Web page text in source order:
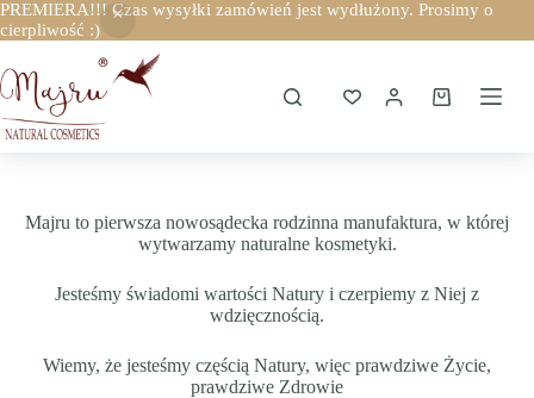
PREMIERA!!! Czas wysyłki zamówień jest wydłużony. Prosimy o
cierpliwość :)
do
treści
Koszyk
Majru to pierwsza nowosądecka rodzinna manufaktura, w której
wytwarzamy naturalne kosmetyki.
Jesteśmy świadomi wartości Natury i czerpiemy z Niej z
wdzięcznością.
Wiemy, że jesteśmy częścią Natury, więc prawdziwe Życie,
prawdziwe Zdrowie